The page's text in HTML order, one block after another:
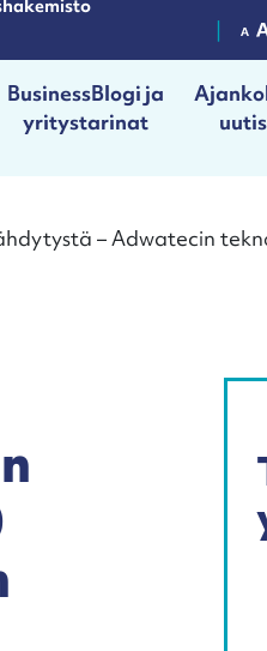
BusinessBlogi ja
yritystarinat
– Adwatecin